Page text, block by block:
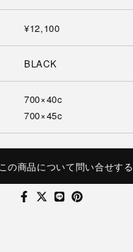
¥12,100
BLACK
700×40c
700×45c
この商品について問い合せする